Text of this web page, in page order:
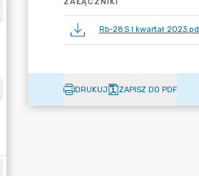
Rb-28S I kwartał
DRUKUJ ZAPISZ DO PDF